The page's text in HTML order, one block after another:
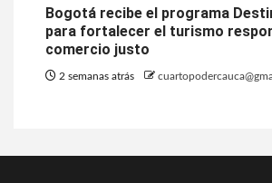
Bogotá recibe el programa
para fortalecer el turismo
comercio justo
2 semanas atrás